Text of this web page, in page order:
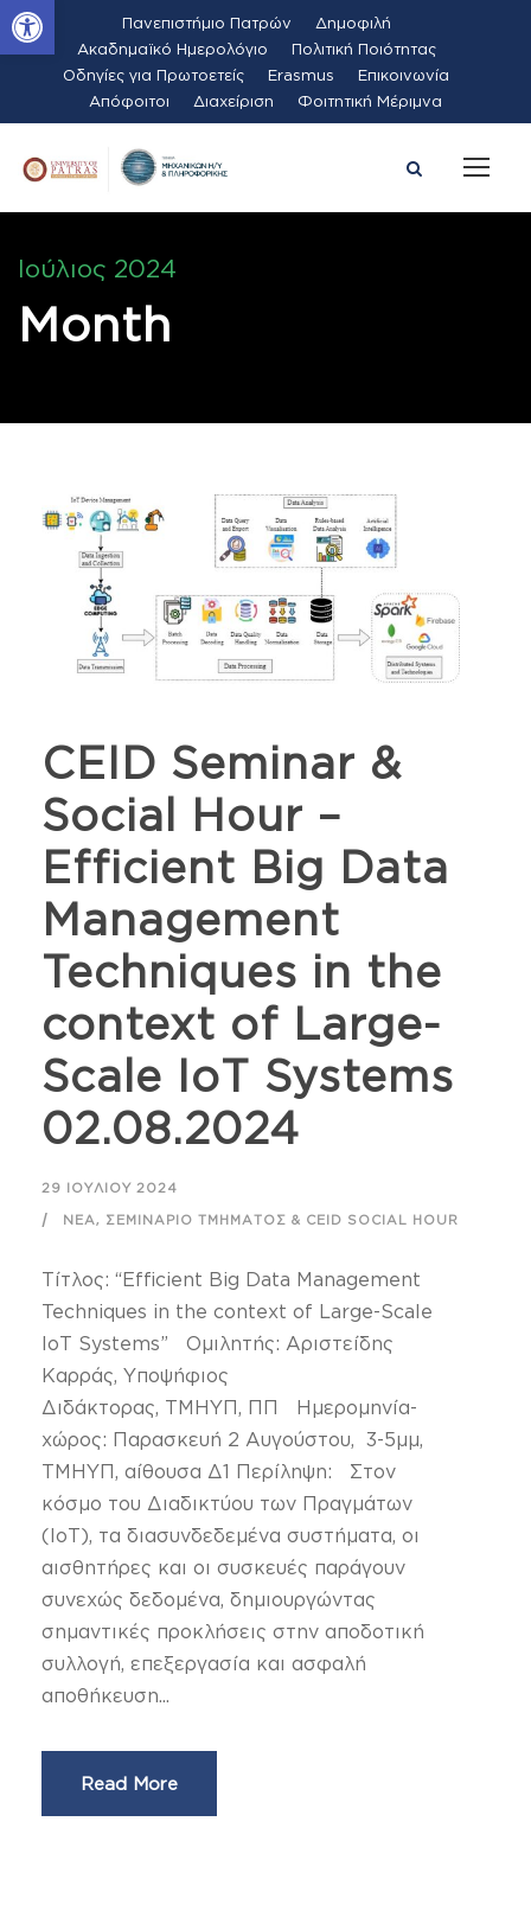
Ανοίξτε τη γραμμή εργαλείων Πανεπιστήμιο Πατρών
Δημοφιλή
Ακαδημαϊκό Ημερολόγιο
Πολιτική Ποιότητας
Οδηγίες για Πρωτοετείς
Erasmus
Επικοινωνία
Απόφοιτοι
Διαχείριση Φοιτητική Μέριμνα
Ιούλιος 2024
Month
CEID Seminar &
Social Hour –
Efficient Big Data
Management
Techniques in the
context of Large-
Scale IoT Systems
02.08.2024
29 ΙΟΥΛΊΟΥ 2024
ΝΈΑ, ΣΕΜΙΝΆΡΙΟ ΤΜΉΜΑΤΟΣ & CEID SOCIAL HOUR
Τίτλος: “Efficient Big Data Management
Techniques in the context of Large-Scale
IoT Systems” Ομιλητής: Αριστείδης
Καρράς, Υποψήφιος
Διδάκτορας, ΤΜΗΥΠ, ΠΠ Ημερομηνία-
χώρος: Παρασκευή 2 Αυγούστου, 3-5μμ,
ΤΜΗΥΠ, αίθουσα Δ1 Περίληψη: Στον
κόσμο του Διαδικτύου των Πραγμάτων
(IoT), τα διασυνδεδεμένα συστήματα, οι
αισθητήρες και οι συσκευές παράγουν
συνεχώς δεδομένα, δημιουργώντας
σημαντικές προκλήσεις στην αποδοτική
συλλογή, επεξεργασία και ασφαλή
αποθήκευση...
Read More